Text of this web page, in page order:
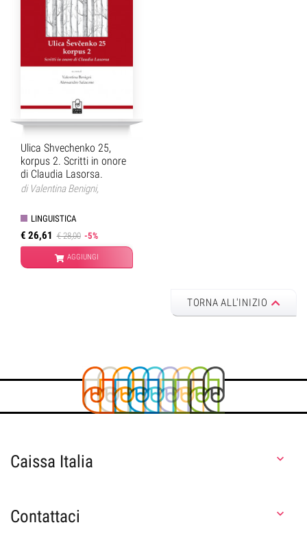
Ulica Shvechenko 25,
korpus 2. Scritti in onore
di Claudia Lasorsa.
di Valentina Benigni,
LINGUISTICA
€ 26,61 € 28,00 -5%
AGGIUNGI
TORNA ALL'INIZIO
Caissa Italia 
Contattaci 